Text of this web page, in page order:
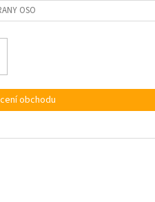
OSOBNÍCH ÚDAJŮ
obchodu